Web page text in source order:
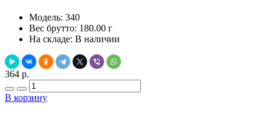
Модель: 340
Вес брутто: 180.00 г
На складе: В наличии
364 р.
В корзину